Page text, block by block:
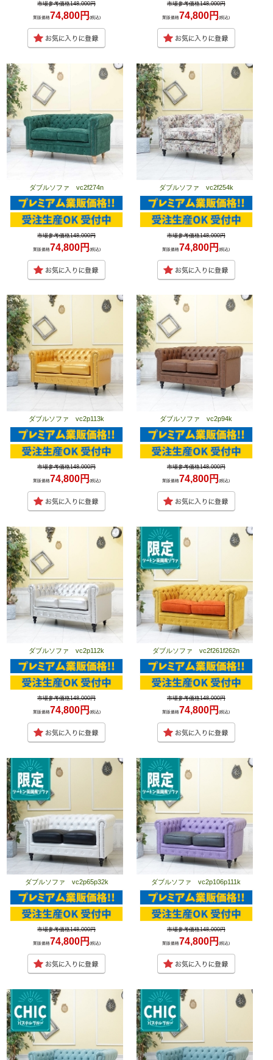
市場参考価格148,000円
業販価格74,800円 (税込)
市場参考価格148,000円
業販価格74,800円(税込)
ダブルソファ vc2f274n
市場参考価格148,000円
業販価格74,800円 (税込)
ダブルソファ vc2f254k
市場参考価格148,000円
業販価格74,800円(税込)
ダブルソファ vc2p113k
市場参考価格148,000円
業販価格74,800円 (税込)
ダブルソファ vc2p94k
市場参考価格148,000円
業販価格74,800円(税込)
ダブルソファ vc2p112k
市場参考価格148,000円
業販価格74,800円 (税込)
ダブルソファ vc2f261f262n
市場参考価格148,000円
業販価格74,800円(税込)
ダブルソファ vc2p65p32k
市場参考価格148,000円
業販価格74,800円 (税込)
ダブルソファ vc2p106p111k
市場参考価格148,000円
業販価格74,800円(税込)